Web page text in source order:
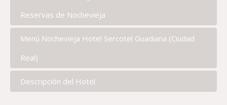
Reservas de Nochevieja
Menú Nochevieja Hotel Sercotel Guadiana (Ciudad
Real)
Descripción del Hotel